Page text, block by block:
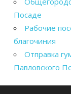
Посаде
Рабочие
благочиния
Отправка
Павловского